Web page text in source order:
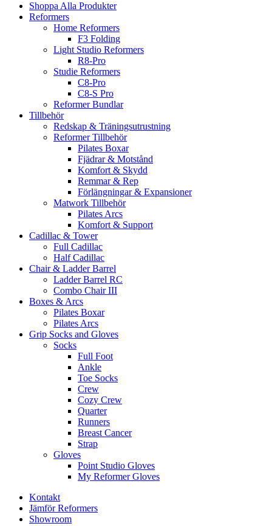
Shoppa Alla Produkter
Reformers
Home Reformers
F3 Folding
Light Studio Reformers
R8-Pro
Studie Reformers
C8-Pro
C8-S Pro
Reformer Bundlar
Tillbehör
Redskap & Träningsutrustning
Reformer Tillbehör
Pilates Boxar
Fjädrar & Motstånd
Komfort & Skydd
Remmar & Rep
Förlängningar & Expansioner
Matwork Tillbehör
Pilates Arcs
Komfort & Support
Cadillac & Tower
Full Cadillac
Half Cadillac
Chair & Ladder Barrel
Ladder Barrel RC
Combo Chair III
Boxes & Arcs
Pilates Boxar
Pilates Arcs
Grip Socks and Gloves
Socks
Full Foot
Ankle
Toe Socks
Crew
Cozy Crew
Quarter
Runners
Breast Cancer
Strap
Gloves
Point Studio Gloves
My Reformer Gloves
Kontakt
Jämför Reformers
Showroom